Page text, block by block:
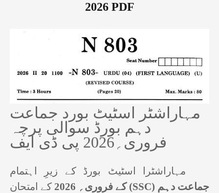
2026 PDF
مہاراشٹر اسٹیٹ بورد جماعت
دہم بورڈ سوالی پرچہ
فروری؍2026 پی ڈی ایف
مہاراشٹرا اسٹیٹ بورڈ کے زیرِ اہتمام
جماعت دہم (SSC)کے فروری؍ 2026
کے امتحان